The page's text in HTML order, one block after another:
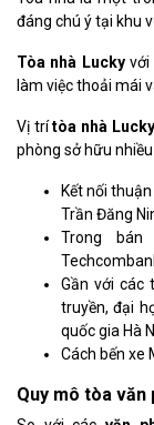
đáng chú ý tại khu
Tòa nhà Lucky với
làm việc thoải mái
Vị trítòa nhà
phòng sở hữu
Kết nối
Trần Đăng
Trong
Gần với các
truyền, đại
quốc gia Hà
Cách bến xe
Quy mô tòa văn